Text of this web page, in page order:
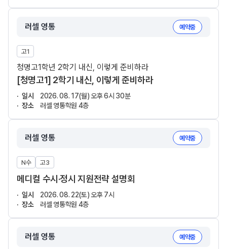
러셀 영통 예약중
고1
청명고1학년 2학기 내신, 이렇게 준비하라
[청명고1] 2학기 내신, 이렇게 준비하라
일시
2026. 08. 17(월) 오후 6시 30분
장소
러셀 영통학원 4층
러셀 영통 예약중
N수 고3
메디컬 수시·정시 지원전략 설명회
일시
2026. 08. 22(토) 오후 7시
장소
러셀 영통학원 4층
러셀 영통 예약중